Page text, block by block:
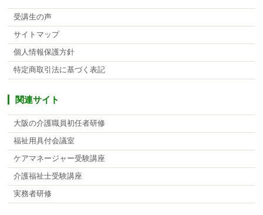
受講生の声
サイトマップ
個人情報保護方針
特定商取引法に基づく表記
関連サイト
大阪の介護職員初任者研修
福祉用具付会議室
ケアマネージャー受験講座
介護福祉士受験講座
実務者研修